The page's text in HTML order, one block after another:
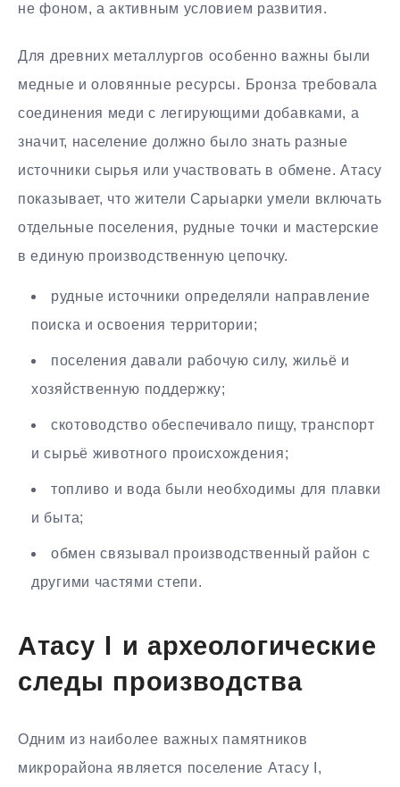
не фоном, а активным условием развития.
Для древних металлургов особенно важны были
медные и оловянные ресурсы. Бронза требовала
соединения меди с легирующими добавками, а
значит, население должно было знать разные
источники сырья или участвовать в обмене. Атасу
показывает, что жители Сарыарки умели включать
отдельные поселения, рудные точки и мастерские
в единую производственную цепочку.
рудные источники определяли направление
поиска и освоения территории;
поселения давали рабочую силу, жильё и
хозяйственную поддержку;
скотоводство обеспечивало пищу, транспорт
и сырьё животного происхождения;
топливо и вода были необходимы для плавки
и быта;
обмен связывал производственный район с
другими частями степи.
Атасу I и археологические
следы производства
Одним из наиболее важных памятников
микрорайона является поселение Атасу I,